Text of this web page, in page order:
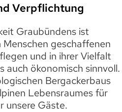
Verpflichtung
Graubündens ist
geschaffenen
und in ihrer Vielfalt
auch ökonomisch sinnvoll.
Bergackerbaus
Lebensraumes für
unsere Gäste.